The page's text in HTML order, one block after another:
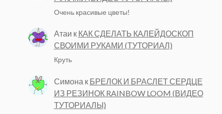
Очень красивые цветы!
Атаи к КАК СДЕЛАТЬ КАЛЕЙДОСКОП
СВОИМИ РУКАМИ (ТУТОРИАЛ)
Круть
Симона к БРЕЛОК И БРАСЛЕТ СЕРДЦЕ
ИЗ РЕЗИНОК RAINBOW LOOM (ВИДЕО
ТУТОРИАЛЫ)